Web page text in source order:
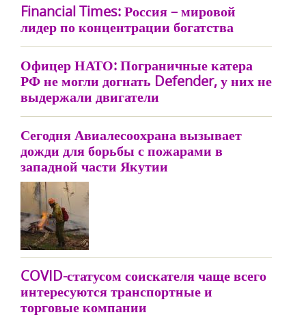
Financial Times: Россия – мировой
лидер по концентрации богатства
Офицер НАТО: Пограничные катера
РФ не могли догнать Defender, у них не
выдержали двигатели
Сегодня Авиалесоохрана вызывает
дожди для борьбы с пожарами в
западной части Якутии
COVID-статусом соискателя чаще всего
интересуются транспортные и
торговые компании